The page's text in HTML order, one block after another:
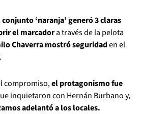
‘naranja’ generó 3 claras
el marcadora través de la pelota
Chaverra mostró seguridaden el
compromiso,el protagonismo fue
inquietaron con Hernán Burbano y,
adelantó a los locales.